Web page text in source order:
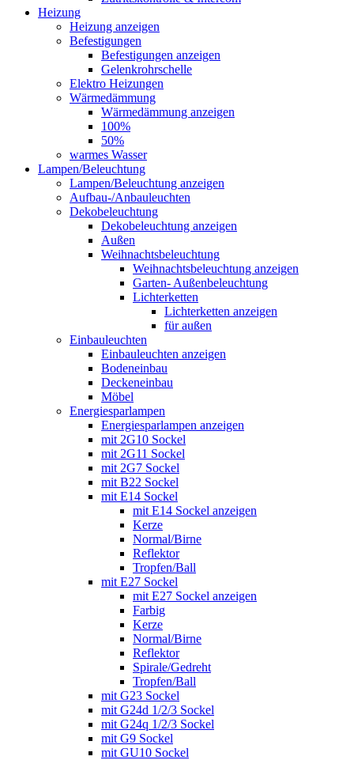
Heizung
Heizung anzeigen
Befestigungen
Befestigungen anzeigen
Gelenkrohrschelle
Elektro Heizungen
Wärmedämmung
Wärmedämmung anzeigen
100%
50%
warmes Wasser
Lampen/Beleuchtung
Lampen/Beleuchtung anzeigen
Aufbau-/Anbauleuchten
Dekobeleuchtung
Dekobeleuchtung anzeigen
Außen
Weihnachtsbeleuchtung
Weihnachtsbeleuchtung anzeigen
Garten- Außenbeleuchtung
Lichterketten
Lichterketten anzeigen
für außen
Einbauleuchten
Einbauleuchten anzeigen
Bodeneinbau
Deckeneinbau
Möbel
Energiesparlampen
Energiesparlampen anzeigen
mit 2G10 Sockel
mit 2G11 Sockel
mit 2G7 Sockel
mit B22 Sockel
mit E14 Sockel
mit E14 Sockel anzeigen
Kerze
Normal/Birne
Reflektor
Tropfen/Ball
mit E27 Sockel
mit E27 Sockel anzeigen
Farbig
Kerze
Normal/Birne
Reflektor
Spirale/Gedreht
Tropfen/Ball
mit G23 Sockel
mit G24d 1/2/3 Sockel
mit G24q 1/2/3 Sockel
mit G9 Sockel
mit GU10 Sockel